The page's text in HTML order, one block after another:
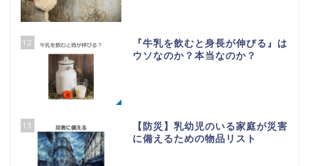
12
『牛乳を飲むと身長が伸びる』は
ウソなのか？本当なのか？
13
【防災】乳幼児のいる家庭が災害
に備えるための物品リスト